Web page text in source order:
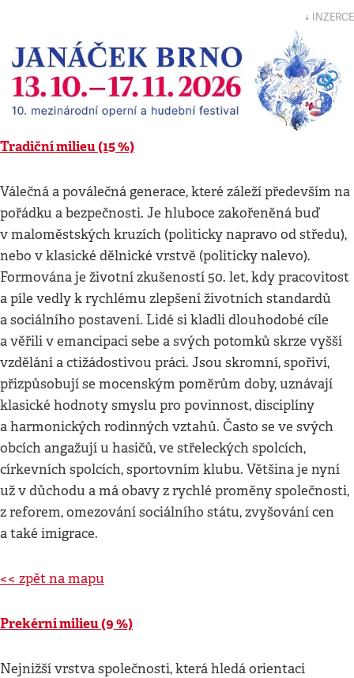
↓ INZERCE
Tradiční milieu (15 %)
Válečná a poválečná generace, které záleží především na
pořádku a bezpečnosti. Je hluboce zakořeněná buď
v maloměstských kruzích (politicky napravo od středu),
nebo v klasické dělnické vrstvě (politicky nalevo).
Formována je životní zkušeností 50. let, kdy pracovitost
a píle vedly k rychlému zlepšení životních standardů
a sociálního postavení. Lidé si kladli dlouhodobé cíle
a věřili v emancipaci sebe a svých potomků skrze vyšší
vzdělání a ctižádostivou práci. Jsou skromní, spořiví,
přizpůsobují se mocenským poměrům doby, uznávají
klasické hodnoty smyslu pro povinnost, disciplíny
a harmonických rodinných vztahů. Často se ve svých
obcích angažují u hasičů, ve střeleckých spolcích,
církevních spolcích, sportovním klubu. Většina je nyní
už v důchodu a má obavy z rychlé proměny společnosti,
z reforem, omezování sociálního státu, zvyšování cen
a také imigrace.
<< zpět na mapu
Prekérní milieu (9 %)
Nejnižší vrstva společnosti, která hledá orientaci